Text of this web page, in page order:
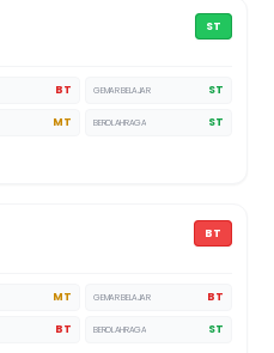
ST
BT GEMAR BELAJAR ST
MT BEROLAHRAGA ST
BT
MT GEMAR BELAJAR BT
BT BEROLAHRAGA ST